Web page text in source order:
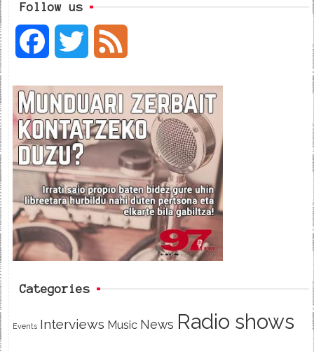
Follow us
c
e
b
o
o
i
t
t
e
e
d
Categories
Events Interviews Music News Radio shows